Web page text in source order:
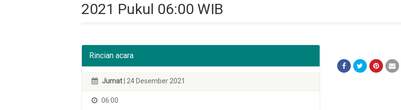
2021 Pukul 06:00 WIB
Rincian acara
Jumat | 24 Desember 2021
06:00